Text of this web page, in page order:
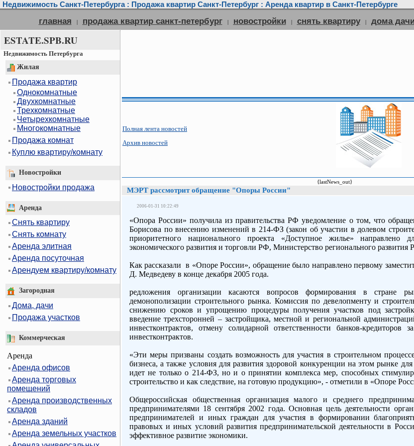
Недвижимость Санкт-Петербурга : Продажа квартир Санкт-Петербург : Аренда квартир в Санкт-Петербурге
главная | продажа квартир санкт-петербург | новостройки | снять квартиру | дома
ESTATE.SPB.RU
Недвижимость Петербурга
Жилая
Продажа квартир
Однокомнатные
Двухкомнатные
Трехкомнатные
Четырехкомнатные
Многокомнатные
Продажа комнат
Куплю квартиру/комнату
Новостройки
Новостройки продажа
Аренда
Снять квартиру
Снять комнату
Аренда элитная
Аренда посуточная
Арендуем квартиру/комнату
Загородная
Дома, дачи
Продажа участков
Коммерческая
Аренда
Аренда офисов
Аренда торговых
помещений
Аренда производственных
складов
Аренда зданий
Аренда земельных участков
Полная лента новостей
Архив новостей
{lastNews_out}
МЭРТ рассмотрит обращение "Опоры России"
2006-01-31 10:22:49
«Опора России» получила из правительства РФ уведомление о том, что
Борисова по внесению изменений в 214-ФЗ (закон об участии в долевом
приоритетного национального проекта «Доступное жилье» направлено
экономического развития и торговли РФ, Министерство регионального
Как рассказали в «Опоре России», обращение было направлено первому
Д. Медведеву в конце декабря 2005 года.
редложения организации касаются вопросов формирования в стране
демонополизации строительного рынка. Комиссия по девелопменту и
снижению сроков и упрощению процедуры получения участков под
введение трехсторонней – застройщика, местной и региональной
инвестконтрактов, отмену солидарной ответственности банков-
инвестконтрактов.
«Эти меры призваны создать возможность для участия в строительном
бизнеса, а также условия для развития здоровой конкуренции на этом рынке
идет не только о 214-ФЗ, но и о принятии комплекса мер, способных
строительство и как следствие, на готовую продукцию», - отметили в «Опоре
Общероссийская общественная организация малого и среднего
предпринимателями 18 сентября 2002 года. Основная цель деятельности
предпринимателей и иных граждан для участия в формировании
правовых и иных условий развития предпринимательской деятельности в
эффективное развитие экономики.